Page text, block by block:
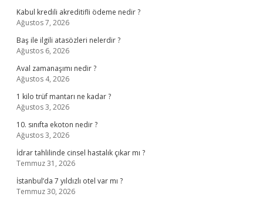
Kabul kredili akreditifli ödeme nedir ?
Ağustos 7, 2026
Baş ile ilgili atasözleri nelerdir ?
Ağustos 6, 2026
Aval zamanaşımı nedir ?
Ağustos 4, 2026
1 kilo trüf mantarı ne kadar ?
Ağustos 3, 2026
10. sınıfta ekoton nedir ?
Ağustos 3, 2026
İdrar tahlilinde cinsel hastalık çıkar mı ?
Temmuz 31, 2026
İstanbul’da 7 yıldızlı otel var mı ?
Temmuz 30, 2026